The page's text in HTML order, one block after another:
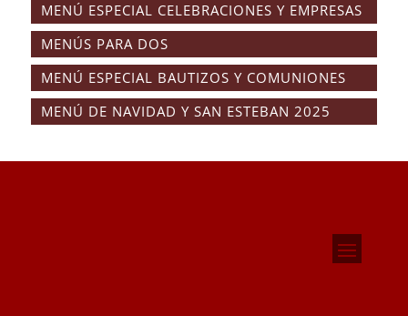
MENÚ ESPECIAL CELEBRACIONES Y EMPRESAS
MENÚS PARA DOS
MENÚ ESPECIAL BAUTIZOS Y COMUNIONES
MENÚ DE NAVIDAD Y SAN ESTEBAN 2025